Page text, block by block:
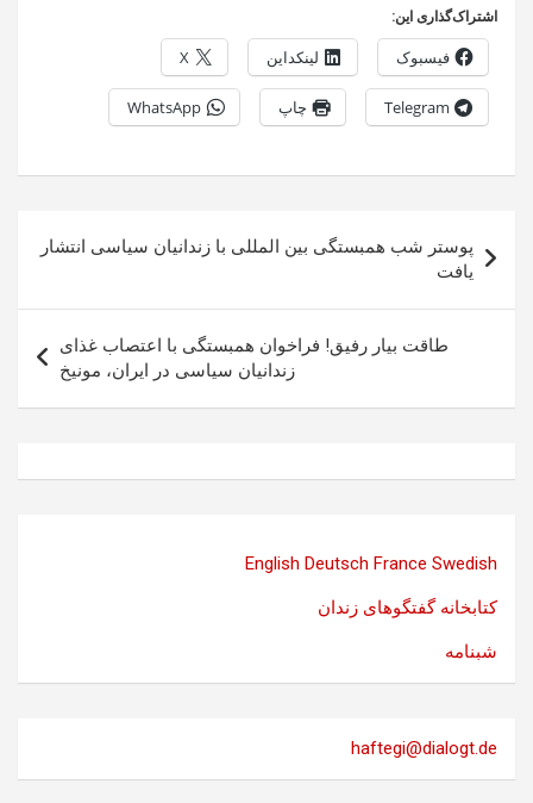
اشتراک‌گذاری این:
فیسبوک لینکداین X
Telegram چاپ WhatsApp
نوشته
پوستر شب همبستگی بین المللی با زندانیان سیاسی انتشار
یافت
طاقت بیار رفیق! فراخوان همبستگی با اعتصاب غذای
زندانیان سیاسی در ایران، مونیخ
English Deutsch France Swedish
کتابخانه گفتگوهای زندان
شبنامه
haftegi@dialogt.de